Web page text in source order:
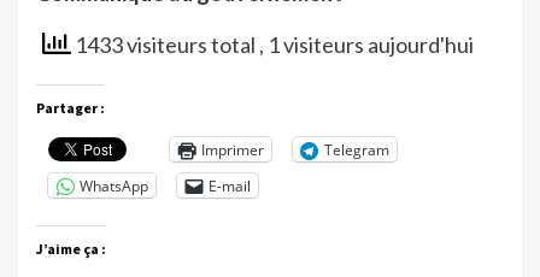
1433 visiteurs total , 1 visiteurs aujourd'hui
Partager :
Imprimer
Telegram
WhatsApp
E-mail
J’aime ça :